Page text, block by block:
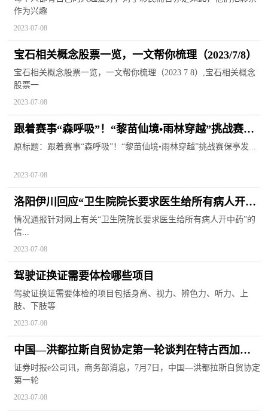
作为兴趣
2023-07-08
宝石相关概念股票一览，一文帮你梳理（2023/7/8）
宝石相关概念股票一览，一文帮你梳理（2023 7 8）,宝石相关概念
股票一
2023-07-08
跟着赛事“森呼吸”！“黎苗仙境•雨林穿越”挑战赛保
亭发车
原标题：跟着赛事“森呼吸”！“黎苗仙境•雨林穿越”挑战赛保亭发...
2023-07-08
洛阳伊川回应“卫生院院长要求医生给所有病人开中
药”：涉事院长已被停职
情况通报针对网上有关“卫生院院长要求医生给所有病人开中药”的
信...
2023-07-08
驾驶证换证需要体检哪些项目
驾驶证换证需要体检的项目包括身高、视力、辨色力、听力、上
肢、下肢等
2023-07-08
中国—洪都拉斯自贸协定第一轮谈判在特古西加尔
巴举行
证券时报e公司讯，商务部消息，7月7日，中国—洪都拉斯自贸协定
第一轮
2023-07-08